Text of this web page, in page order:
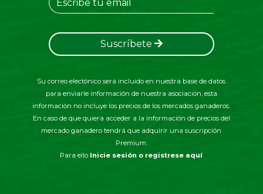
Suscríbete
Su correo electónico será incluido en nuestra base de datos
para enviarle información de nuestra asociación, esta
información no incluye los precios de los mercados ganaderos.
En caso de que quiera acceder a la información de precios del
mercado ganadero tendrá que adquirir una suscripción
Premium.
Para ello Inicie sesión o registrese aquí